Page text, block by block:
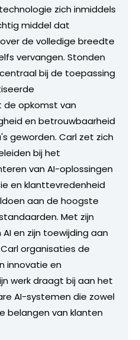
zich inmiddels
middel dat
de volledige breedte
vervangen. Stonden
bij de toepassing
opkomst van
en betrouwbaarheid
geworden. Carl zet zich
bij het
van AI-oplossingen
en klanttevredenheid
aan de hoogste
Met zijn
en zijn toewijding aan
organisaties de
innovatie en
werk draagt bij aan het
AI-systemen die zowel
belangen van klanten